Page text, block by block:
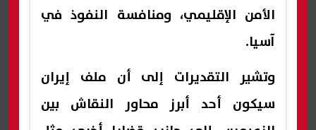
الأمن الإقليمي، ومنافسة النفوذ في
آسيا.
وتشير التقديرات إلى أن ملف إيران
سيكون أحد أبرز محاور النقاش بين